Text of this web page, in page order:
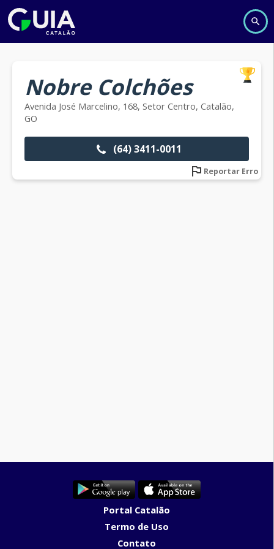
Nobre Colchões
Avenida José Marcelino, 168, Setor Centro, Catalão,
GO
(64) 3411-0011
Reportar Erro
Portal Catalão
Termo de Uso
Contato